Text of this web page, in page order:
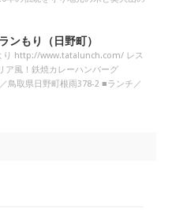
もり（日野町）
り http://www.tatalunch.com/ レス
ア風！鉄焼カレーハンバーグ
鳥取県日野町根雨378-2 ■ランチ／